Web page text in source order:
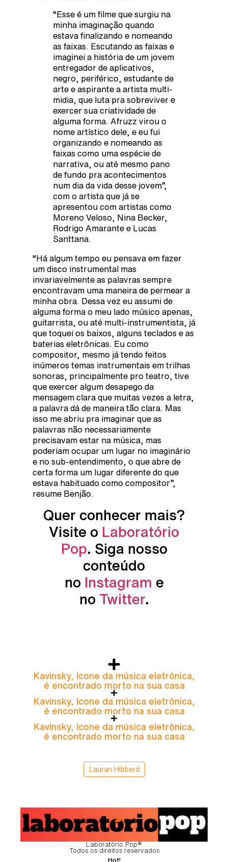
“Esse é um filme que surgiu na
minha imaginação quando
estava finalizando e nomeando
as faixas. Escutando as faixas e
imaginei a história de um jovem
entregador de aplicativos,
negro, periférico, estudante de
arte e aspirante a artista multi-
midia, que luta pra sobreviver e
exercer sua criatividade de
alguma forma. Afruzz virou o
nome artístico dele, e eu fui
organizando e nomeando as
faixas como uma espécie de
narrativa, ou até mesmo pano
de fundo pra acontecimentos
num dia da vida desse jovem”,
com o artista que já se
apresentou com artistas como
Moreno Veloso, Nina Becker,
Rodrigo Amarante e Lucas
Santtana.
“Há algum tempo eu pensava em fazer
um disco instrumental mas
invariavelmente as palavras sempre
encontravam uma maneira de permear a
minha obra. Dessa vez eu assumi de
alguma forma o meu lado músico apenas,
guitarrista, ou até multi-instrumentista, já
que toquei os baixos, alguns teclados e as
baterias eletrônicas. Eu como
compositor, mesmo já tendo feitos
inúmeros temas instrumentais em trilhas
sonoras, principalmente pro teatro, tive
que exercer algum desapego da
mensagem clara que muitas vezes a letra,
a palavra dá de maneira tão clara. Mas
isso me abriu pra imaginar que as
palavras não necessariamente
precisavam estar na música, mas
poderiam ocupar um lugar no imaginário
e no sub-entendimento, o que abre de
certa forma um lugar diferente do que
estava habituado como compositor”,
resume Benjão.
Quer conhecer mais?
Visite o Laboratório
Pop. Siga nosso
conteúdo
no Instagram e
no Twitter.
Kavinsky, ícone da música eletrônica,
é encontrado morto na sua casa
Kavinsky, ícone da música eletrônica,
é encontrado morto na sua casa
Kavinsky, ícone da música eletrônica,
é encontrado morto na sua casa
Lauran Hibberd
Laboratório Pop®
Todos os direitos reservados
Hot!